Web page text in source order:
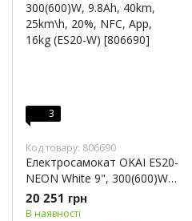
3
Код товару: 806690
Електросамокат OKAI ES20-
NEON White 9", 300(600)W,
9.8Ah, 40km, 25km\h, 20%,
NFC, App, 16kg (ES20-W)
20 251 грн
В наявності